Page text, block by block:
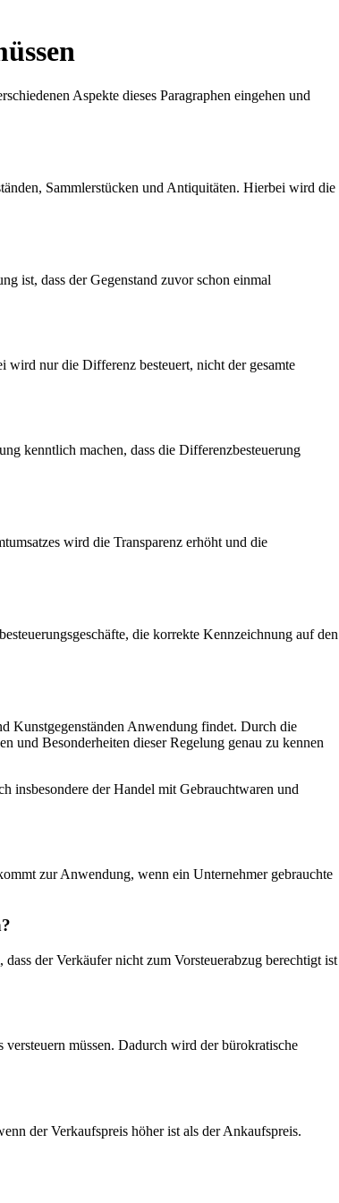
Aspekte dieses Paragraphen eingehen und
Sammlerstücken und Antiquitäten. Hierbei wird die
ist, dass der Gegenstand zuvor schon einmal
wird nur die Differenz besteuert, nicht der gesamte
kenntlich machen, dass die Differenzbesteuerung
wird die Transparenz erhöht und die
die korrekte Kennzeichnung auf den
Kunstgegenständen Anwendung findet. Durch die
und Besonderheiten dieser Regelung genau zu kennen
insbesondere der Handel mit Gebrauchtwaren und
zur Anwendung, wenn ein Unternehmer gebrauchte
der Verkäufer nicht zum Vorsteuerabzug berechtigt ist
müssen. Dadurch wird der bürokratische
der Verkaufspreis höher ist als der Ankaufspreis.